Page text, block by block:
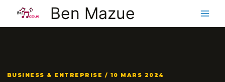
contenu
Ben Mazue
BUSINESS & ENTREPRISE / 10 MARS 2024